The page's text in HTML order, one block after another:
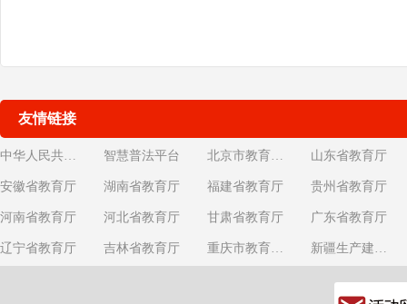
友情链接
中华人民共和国教育部 智慧普法平台 北京市教育委员会 山东省教育厅
安徽省教育厅 湖南省教育厅 福建省教育厅 贵州省教育厅
河南省教育厅 河北省教育厅 甘肃省教育厅 广东省教育厅
辽宁省教育厅 吉林省教育厅 重庆市教育委员会 新疆生产建设兵团教育局